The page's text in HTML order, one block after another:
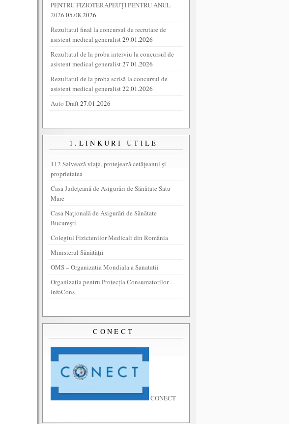
PENTRU FIZIOTERAPEUŢI PENTRU ANUL
2026 05.08.2026
Rezultatul final la concursul de recrutare de
asistent medical generalist29.01.2026
Rezultatul de la proba interviu la concursul de
asistent medical generalist27.01.2026
Rezultatul de la proba scrisă la concursul de
asistent medical generalist22.01.2026
Auto Draft27.01.2026
1.LINKURI UTILE
112 Salvează viaţa, protejează cetăţeanul şi
proprietatea
Casa Judeţeană de Asigurări de Sănătate Satu
Mare
Casa Naţională de Asigurări de Sănătate
Bucureşti
Colegiul Fizicienilor Medicali din România
Ministerul Sănătăţii
OMS – Organizatia Mondiala a Sanatatii
Organizația pentru Protecția Consumatorilor –
InfoCons
CONECT
CONECT